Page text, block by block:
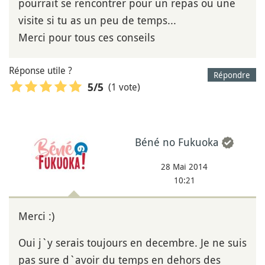
visite si tu as un peu de temps...
Merci pour tous ces conseils
Répondre
Réponse utile ?
5/5 (1 vote)
Béné no Fukuoka
28 Mai 2014
10:21
Merci :)
Oui j`y serais toujours en decembre. Je ne suis
pas sure d`avoir du temps en dehors des